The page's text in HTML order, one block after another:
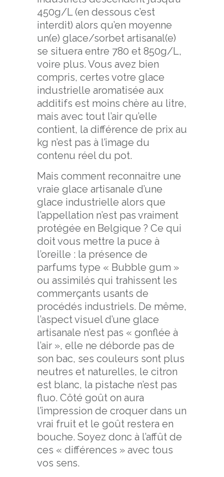
450g/L (en dessous c’est
interdit) alors qu’en moyenne
un(e) glace/sorbet artisanal(e)
se situera entre 780 et 850g/L,
voire plus. Vous avez bien
compris, certes votre glace
industrielle aromatisée aux
additifs est moins chère au litre,
mais avec tout l’air qu’elle
contient, la différence de prix au
kg n’est pas à l’image du
contenu réel du pot.
Mais comment reconnaitre une
vraie glace artisanale d’une
glace industrielle alors que
l’appellation n’est pas vraiment
protégée en Belgique ? Ce qui
doit vous mettre la puce à
l’oreille : la présence de
parfums type « Bubble gum »
ou assimilés qui trahissent les
commerçants usants de
procédés industriels. De même,
l’aspect visuel d’une glace
artisanale n’est pas « gonflée à
l’air », elle ne déborde pas de
son bac, ses couleurs sont plus
neutres et naturelles, le citron
est blanc, la pistache n’est pas
fluo. Côté goût on aura
l’impression de croquer dans un
vrai fruit et le goût restera en
bouche. Soyez donc à l’affût de
ces « différences » avec tous
vos sens.